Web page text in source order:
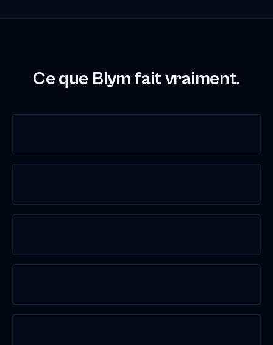
Ce que Blym fait vraiment.